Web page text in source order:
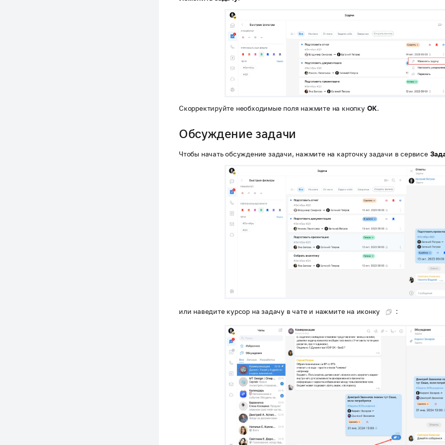
Скорректируйте необходимые поля нажмите на кнопку ОК.
Обсуждение задачи
Чтобы начать обсуждение задачи, нажмите на карточку задачи в сервисе
или наведите курсор на задачу в чате и нажмите на иконку :